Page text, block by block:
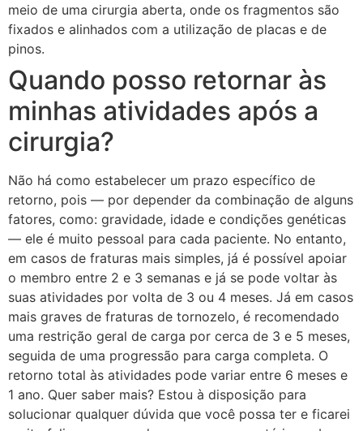
meio de uma cirurgia aberta, onde os fragmentos são
fixados e alinhados com a utilização de placas e de
pinos.
Quando posso retornar às
minhas atividades após a
cirurgia?
Não há como estabelecer um prazo específico de
retorno, pois — por depender da combinação de alguns
fatores, como: gravidade, idade e condições genéticas
— ele é muito pessoal para cada paciente. No entanto,
em casos de fraturas mais simples, já é possível apoiar
o membro entre 2 e 3 semanas e já se pode voltar às
suas atividades por volta de 3 ou 4 meses. Já em casos
mais graves de fraturas de tornozelo, é recomendado
uma restrição geral de carga por cerca de 3 e 5 meses,
seguida de uma progressão para carga completa. O
retorno total às atividades pode variar entre 6 meses e
1 ano. Quer saber mais? Estou à disposição para
solucionar qualquer dúvida que você possa ter e ficarei